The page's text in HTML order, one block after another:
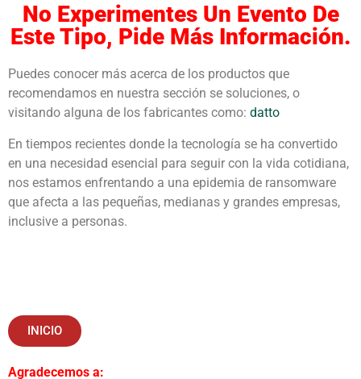
No Experimentes Un Evento De
Este Tipo, Pide Más Información.
Puedes conocer más acerca de los productos que
recomendamos en nuestra sección se soluciones, o
visitando alguna de los fabricantes como: datto
En tiempos recientes donde la tecnología se ha convertido
en una necesidad esencial para seguir con la vida cotidiana,
nos estamos enfrentando a una epidemia de ransomware
que afecta a las pequeñas, medianas y grandes empresas,
inclusive a personas.
INICIO
Agradecemos a: